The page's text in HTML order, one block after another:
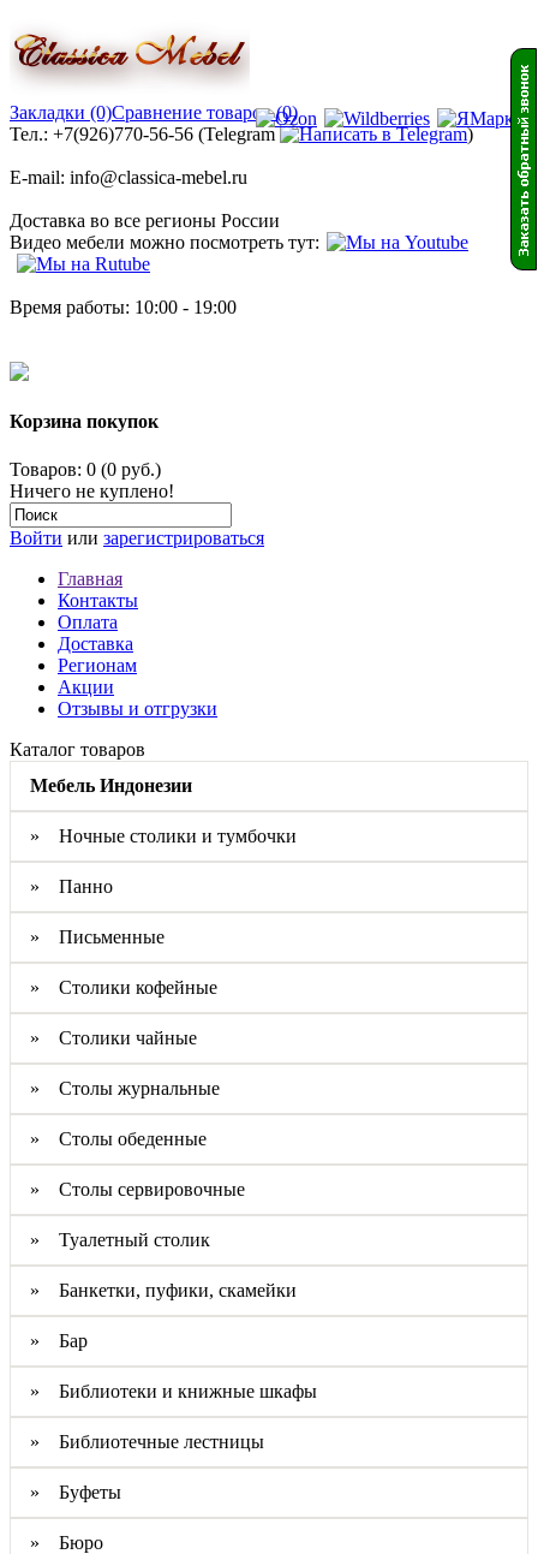
Закладки (0)Сравнение товаров (0)
Тел.: +7(926)770-56-56 (Telegram
)
E-mail: info@classica-mebel.ru
Доставка во все регионы России
Видео мебели можно посмотреть тут:
Время работы: 10:00 - 19:00
Корзина покупок
Товаров: 0 (0 руб.)
Ничего не куплено!
Войти или зарегистрироваться
Главная
Контакты
Оплата
Доставка
Регионам
Акции
Отзывы и отгрузки
Каталог товаров
Мебель Индонезии
» Ночные столики и тумбочки
» Панно
» Письменные
» Столики кофейные
» Столики чайные
» Столы журнальные
» Столы обеденные
» Столы сервировочные
» Туалетный столик
» Банкетки, пуфики, скамейки
» Бар
» Библиотеки и книжные шкафы
» Библиотечные лестницы
» Буфеты
» Бюро